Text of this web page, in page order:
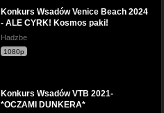
Konkurs Wsadów Venice Beach 2024
- ALE CYRK! Kosmos paki!
Hadzbe
1080p
Konkurs Wsadów VTB 2021-
*OCZAMI DUNKERA*